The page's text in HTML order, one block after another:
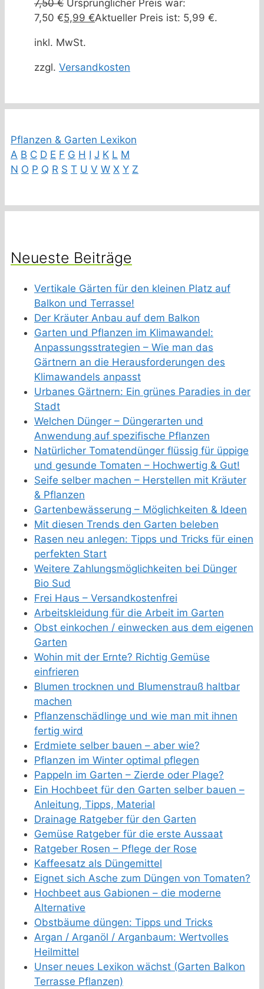
7,50€ Ursprünglicher Preis war:
7,50 €5,99 €Aktueller Preis ist: 5,99 €.
inkl. MwSt.
zzgl. Versandkosten
Pflanzen & Garten Lexikon
A B C D E F G H I J K L M
N O P Q R S T U V W X Y Z
Neueste Beiträge
Vertikale Gärten für den kleinen Platz auf
Balkon und Terrasse!
Der Kräuter Anbau auf dem Balkon
Garten und Pflanzen im Klimawandel:
Anpassungsstrategien – Wie man das
Gärtnern an die Herausforderungen des
Klimawandels anpasst
Urbanes Gärtnern: Ein grünes Paradies in der
Stadt
Welchen Dünger – Düngerarten und
Anwendung auf spezifische Pflanzen
Natürlicher Tomatendünger flüssig für üppige
und gesunde Tomaten – Hochwertig & Gut!
Seife selber machen – Herstellen mit Kräuter
& Pflanzen
Gartenbewässerung – Möglichkeiten & Ideen
Mit diesen Trends den Garten beleben
Rasen neu anlegen: Tipps und Tricks für einen
perfekten Start
Weitere Zahlungsmöglichkeiten bei Dünger
Bio Sud
Frei Haus – Versandkostenfrei
Arbeitskleidung für die Arbeit im Garten
Obst einkochen / einwecken aus dem eigenen
Garten
Wohin mit der Ernte? Richtig Gemüse
einfrieren
Blumen trocknen und Blumenstrauß haltbar
machen
Pflanzenschädlinge und wie man mit ihnen
fertig wird
Erdmiete selber bauen – aber wie?
Pflanzen im Winter optimal pflegen
Pappeln im Garten – Zierde oder Plage?
Ein Hochbeet für den Garten selber bauen –
Anleitung, Tipps, Material
Drainage Ratgeber für den Garten
Gemüse Ratgeber für die erste Aussaat
Ratgeber Rosen – Pflege der Rose
Kaffeesatz als Düngemittel
Eignet sich Asche zum Düngen von Tomaten?
Hochbeet aus Gabionen – die moderne
Alternative
Obstbäume düngen: Tipps und Tricks
Argan / Arganöl / Arganbaum: Wertvolles
Heilmittel
Unser neues Lexikon wächst (Garten Balkon
Terrasse Pflanzen)